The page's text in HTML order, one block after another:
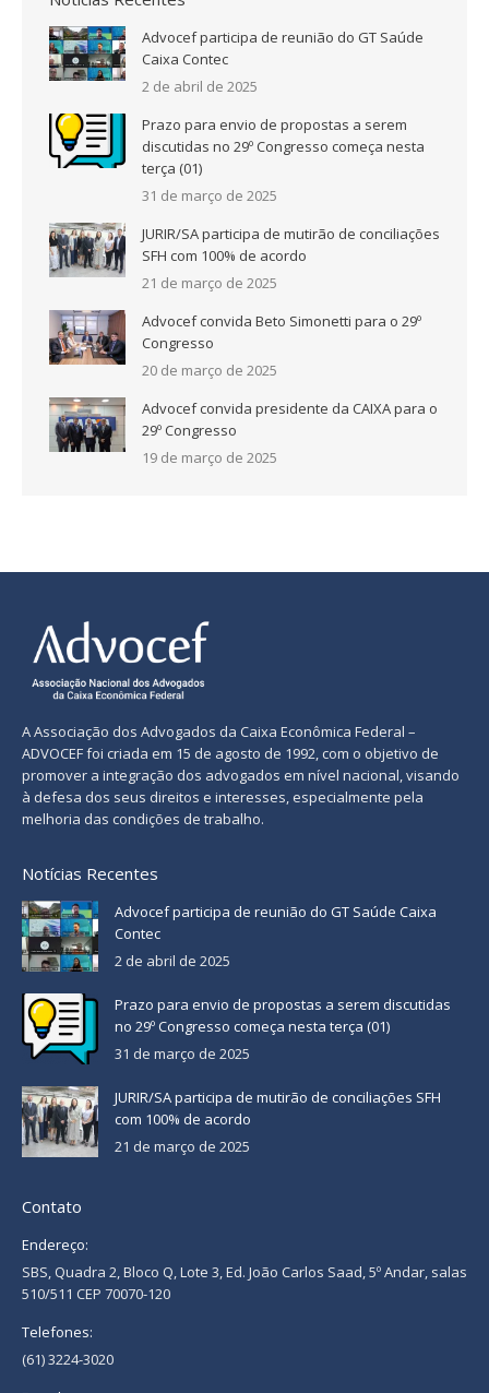
Advocef participa de reunião do GT Saúde
Caixa Contec
2 de abril de 2025
Prazo para envio de propostas a serem
discutidas no 29º Congresso começa nesta
terça (01)
31 de março de 2025
JURIR/SA participa de mutirão de conciliações
SFH com 100% de acordo
21 de março de 2025
Advocef convida Beto Simonetti para o 29º
Congresso
20 de março de 2025
Advocef convida presidente da CAIXA para o
29º Congresso
19 de março de 2025
A Associação dos Advogados da Caixa Econômica Federal –
ADVOCEF foi criada em 15 de agosto de 1992, com o objetivo de
promover a integração dos advogados em nível nacional, visando
à defesa dos seus direitos e interesses, especialmente pela
melhoria das condições de trabalho.
Notícias Recentes
Advocef participa de reunião do GT Saúde Caixa
Contec
2 de abril de 2025
Prazo para envio de propostas a serem discutidas
no 29º Congresso começa nesta terça (01)
31 de março de 2025
JURIR/SA participa de mutirão de conciliações SFH
com 100% de acordo
21 de março de 2025
Contato
Endereço:
SBS, Quadra 2, Bloco Q, Lote 3, Ed. João Carlos Saad, 5º Andar, salas
510/511 CEP 70070-120
Telefones:
(61) 3224-3020